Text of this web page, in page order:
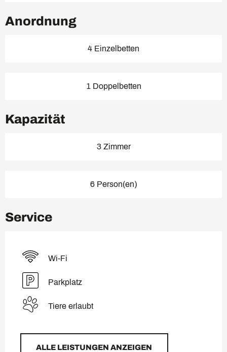
Anordnung
4 Einzelbetten
1 Doppelbetten
Kapazität
3 Zimmer
6 Person(en)
Service
Wi-Fi
Parkplatz
Tiere erlaubt
ALLE LEISTUNGEN ANZEIGEN